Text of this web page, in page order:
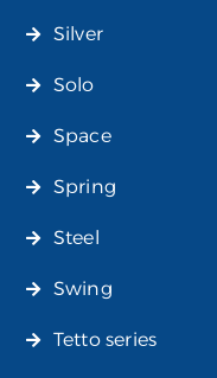
Silver
Solo
Space
Spring
Steel
Swing
Tetto series